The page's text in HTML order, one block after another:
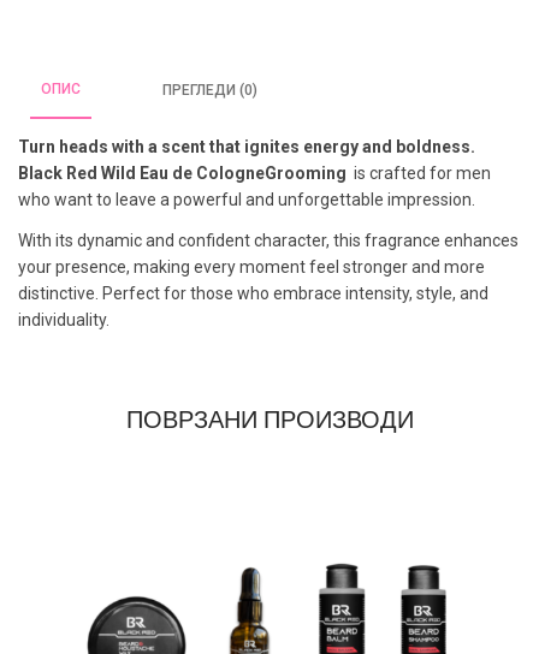
ОПИС ПРЕГЛЕДИ (0)
Turn heads with a scent that ignites energy and boldness.
Black Red Wild Eau de CologneGrooming is crafted for men
who want to leave a powerful and unforgettable impression.
With its dynamic and confident character, this fragrance enhances
your presence, making every moment feel stronger and more
distinctive. Perfect for those who embrace intensity, style, and
individuality.
ПОВРЗАНИ ПРОИЗВОДИ